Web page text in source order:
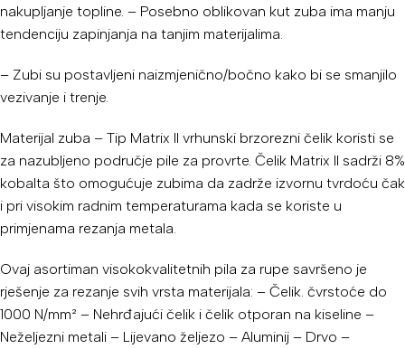
nakupljanje topline. – Posebno oblikovan kut zuba ima manju
tendenciju zapinjanja na tanjim materijalima.
– Zubi su postavljeni naizmjenično/bočno kako bi se smanjilo
vezivanje i trenje.
Materijal zuba – Tip Matrix II vrhunski brzorezni čelik koristi se
za nazubljeno područje pile za provrte. Čelik Matrix II sadrži 8%
kobalta što omogućuje zubima da zadrže izvornu tvrdoću čak
i pri visokim radnim temperaturama kada se koriste u
primjenama rezanja metala.
Ovaj asortiman visokokvalitetnih pila za rupe savršeno je
rješenje za rezanje svih vrsta materijala: – Čelik. čvrstoće do
1000 N/mm² – Nehrđajući čelik i čelik otporan na kiseline –
Neželjezni metali – Lijevano željezo – Aluminij – Drvo –